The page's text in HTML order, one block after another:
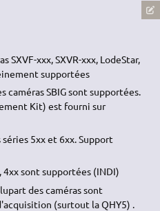
SXVF-xxx, SXVR-xxx, LodeStar,
supportées
caméras SBIG sont supportées.
Kit) est fourni sur
séries 5xx et 6xx. Support
4xx sont supportées (INDI)
des caméras sont
(surtout la QHY5) .